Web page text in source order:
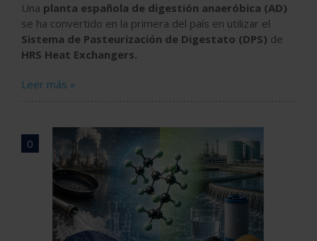
Una planta española de digestión anaeróbica (AD)
se ha convertido en la primera del país en utilizar el
Sistema de Pasteurización de Digestato (DPS) de
HRS Heat Exchangers.
Leer más »
0